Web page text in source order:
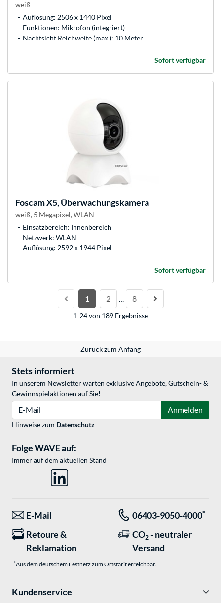
weiß
Auflösung: 2506 x 1440 Pixel
Funktionen: Mikrofon (integriert)
Nachtsicht Reichweite (max.): 10 Meter
Sofort verfügbar
FoscamX5, Überwachungskamera
weiß, 5 Megapixel, WLAN
Einsatzbereich: Innenbereich
Netzwerk: WLAN
Auflösung: 2592 x 1944 Pixel
Sofort verfügbar
1 2 … 8
1-24 von 189 Ergebnisse
Zurück zum Anfang
Stets informiert
In unserem Newsletter warten exklusive Angebote, Gutschein- &
Gewinnspielaktionen auf Sie!
Anmelden
Hinweise zum Datenschutz
Folge WAVE auf:
Immer auf dem aktuellen Stand
E-Mail 06403-9050-4000*
Retoure &
Reklamation
CO2 - neutraler
Versand
*Aus dem deutschem Festnetz zum Ortstarif erreichbar.
Kundenservice